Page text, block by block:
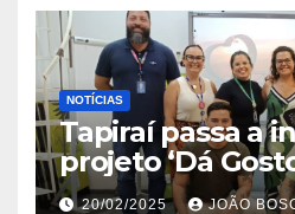
NOTÍCIAS
Tapiraí passa a
projeto ‘Dá
Ribeira’ | ASN
20/02/2025 JOÃO